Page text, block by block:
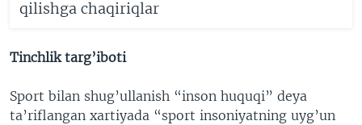
qilishga chaqiriqlar
Tinchlik targ’iboti
Sport bilan shug’ullanish “inson huquqi” deya
ta’riflangan xartiyada “sport insoniyatning uyg’un